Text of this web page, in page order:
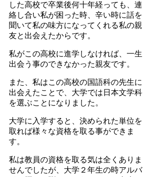
した高校で卒業後何十年経っても、連
絡し合い私が困った時、辛い時に話を
聞いて私の味方になってくれる私の親
友と出会えたからです。
私がこの高校に進学しなければ、一生
出会う事のできなかった親友です。
また、私はこの高校の国語科の先生に
出会えたことで、大学では日本文学科
を選ぶことになりました。
大学に入学すると、決められた単位を
取れば様々な資格を取る事ができま
す。
私は教員の資格を取る気は全くありま
せんでしたが、大学２年生の時アルバ